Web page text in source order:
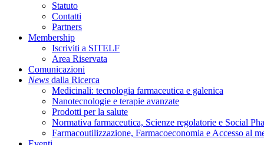
Statuto
Contatti
Partners
Membership
Iscriviti a SITELF
Area Riservata
Comunicazioni
News dalla Ricerca
Medicinali: tecnologia farmaceutica e galenica
Nanotecnologie e terapie avanzate
Prodotti per la salute
Normativa farmaceutica, Scienze regolatorie e Social
Farmacoutilizzazione, Farmacoeconomia e Accesso al